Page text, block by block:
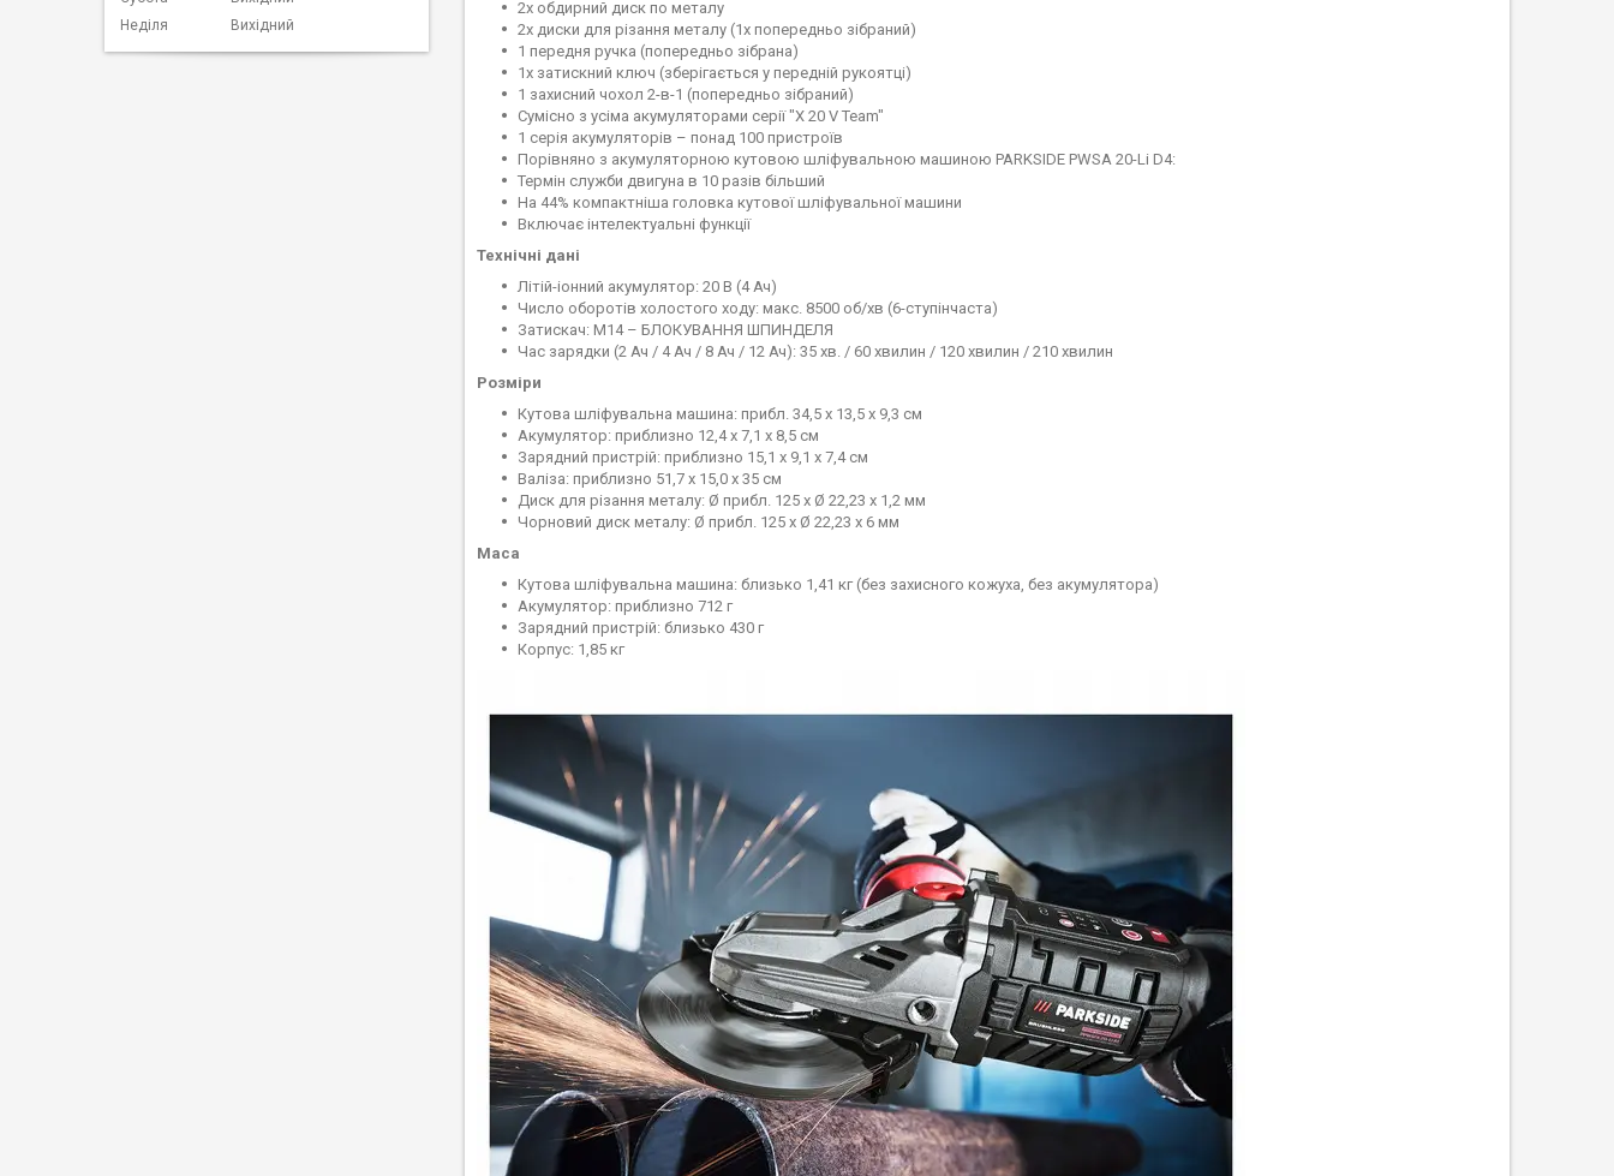
2x обдирний диск по металу
2x диски для різання металу (1x попередньо зібраний)
1 передня ручка (попередньо зібрана)
1x затискний ключ (зберігається у передній рукоятці)
1 захисний чохол 2-в-1 (попередньо зібраний)
Сумісно з усіма акумуляторами серії "X 20 V Team"
1 серія акумуляторів – понад 100 пристроїв
Порівняно з акумуляторною кутовою шліфувальною машиною PARKSIDE PWSA 20-Li D4:
Термін служби двигуна в 10 разів більший
На 44% компактніша головка кутової шліфувальної машини
Включає інтелектуальні функції
Технічні дані
Літій-іонний акумулятор: 20 В (4 Ач)
Число оборотів холостого ходу: макс. 8500 об/хв (6-ступінчаста)
Затискач: M14 – БЛОКУВАННЯ ШПИНДЕЛЯ
Час зарядки (2 Ач / 4 Ач / 8 Ач / 12 Ач): 35 хв. / 60 хвилин / 120 хвилин / 210 хвилин
Розміри
Кутова шліфувальна машина: прибл. 34,5 x 13,5 x 9,3 см
Акумулятор: приблизно 12,4 x 7,1 x 8,5 см
Зарядний пристрій: приблизно 15,1 x 9,1 x 7,4 см
Валіза: приблизно 51,7 x 15,0 x 35 см
Диск для різання металу: Ø прибл. 125 x Ø 22,23 x 1,2 мм
Чорновий диск металу: Ø прибл. 125 x Ø 22,23 x 6 мм
Маса
Кутова шліфувальна машина: близько 1,41 кг (без захисного кожуха, без акумулятора)
Акумулятор: приблизно 712 г
Зарядний пристрій: близько 430 г
Корпус: 1,85 кг
Неділя
Вихідний